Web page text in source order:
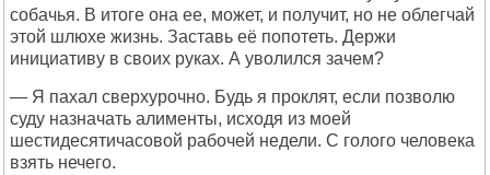
собачья. В итоге она ее, может, и получит, но не облегчай
этой шлюхе жизнь. Заставь её попотеть. Держи
инициативу в своих руках. А уволился зачем?
— Я пахал сверхурочно. Будь я проклят, если позволю
суду назначать алименты, исходя из моей
шестидесятичасовой рабочей недели. С голого человека
взять нечего.